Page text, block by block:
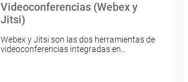
Videoconferencias (Webex y
Jitsi)
Webex y Jitsi son las dos herramientas de
videoconferencias integradas en…